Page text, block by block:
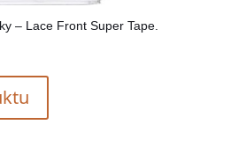
– Lace Front Super Tape.